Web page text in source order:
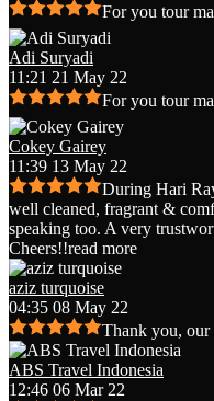
For you tour
Adi Suryadi
11:21 21 May 22
For you tour
Cokey Gairey
11:39 13 May 22
During Hari
well cleaned, fragrant &
speaking too. A very
Cheers!!read more
aziz turquoise
04:35 08 May 22
Thank you, our
ABS Travel Indonesia
12:46 06 Mar 22